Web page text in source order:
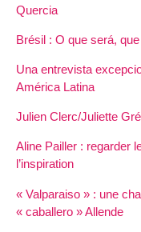
Quercia
Brésil : O que será,
Una entrevista
América Latina
Julien Clerc/Juliette
Aline Pailler : regarder
l’inspiration
« Valparaiso » : une
« caballero » Allende